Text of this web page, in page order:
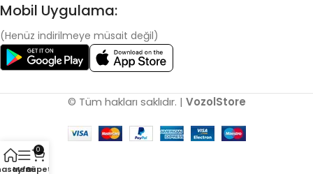
Mobil Uygulama:
(Henüz indirilmeye müsait değil)
© Tüm hakları saklıdır. | VozolStore
Menü
0
Sepet